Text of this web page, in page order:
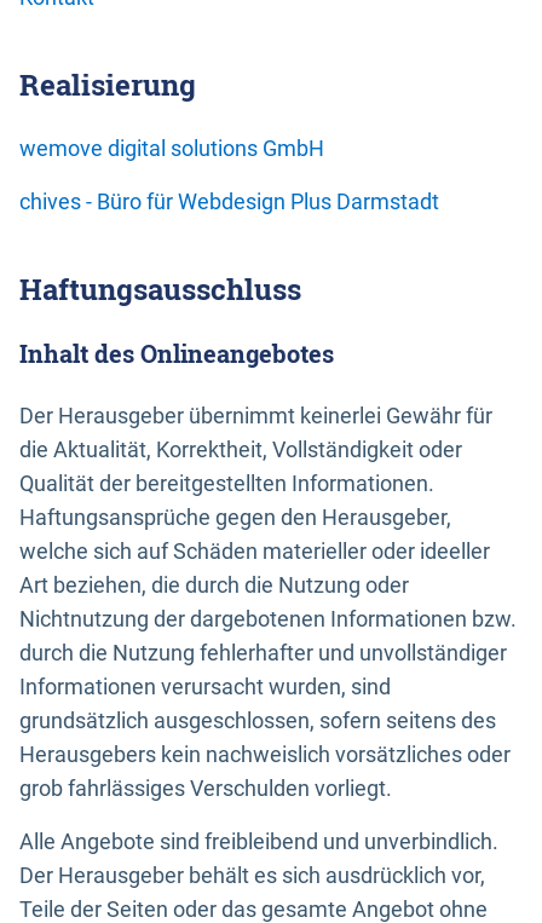
Realisierung
wemove digital solutions GmbH
chives - Büro für Webdesign Plus Darmstadt
Haftungsausschluss
Inhalt des Onlineangebotes
Der Herausgeber übernimmt keinerlei Gewähr für
die Aktualität, Korrektheit, Vollständigkeit oder
Qualität der bereitgestellten Informationen.
Haftungsansprüche gegen den Herausgeber,
welche sich auf Schäden materieller oder ideeller
Art beziehen, die durch die Nutzung oder
Nichtnutzung der dargebotenen Informationen bzw.
durch die Nutzung fehlerhafter und unvollständiger
Informationen verursacht wurden, sind
grundsätzlich ausgeschlossen, sofern seitens des
Herausgebers kein nachweislich vorsätzliches oder
grob fahrlässiges Verschulden vorliegt.
Alle Angebote sind freibleibend und unverbindlich.
Der Herausgeber behält es sich ausdrücklich vor,
Teile der Seiten oder das gesamte Angebot ohne